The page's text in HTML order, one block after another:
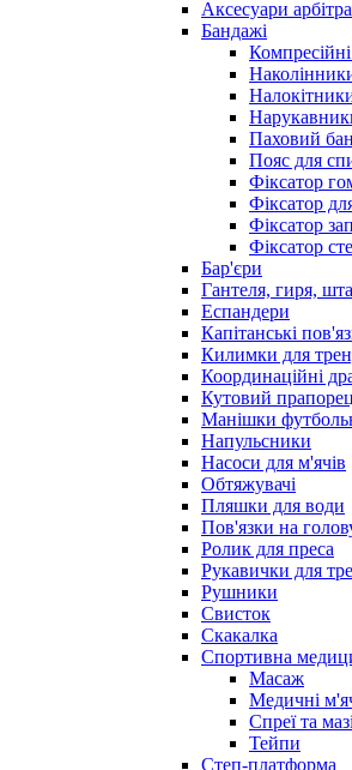
Аксесуари арбітра
Бандажі
Паховий
Пояс для
Фіксатор
Фіксатор
Фіксатор
Фіксатор
Бар'єри
Гантеля, гиря,
Еспандери
Капітанські
Килимки для
Координаційні
Кутовий
Манішки
Напульсники
Насоси для м'ячів
Обтяжувачі
Пляшки для води
Пов'язки на
Ролик для преса
Рукавички для
Рушники
Свисток
Скакалка
Спортивна
Масаж
Медичні
Спреї та мазі
Тейпи
Степ-платформа